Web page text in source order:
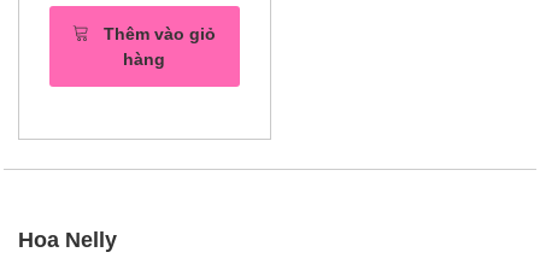
Thêm vào giỏ
hàng
Hoa Nelly